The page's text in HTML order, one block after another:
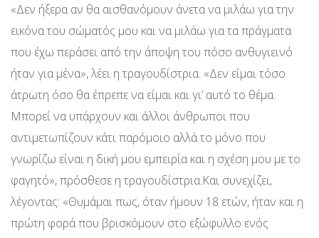
«Δεν ήξερα αν θα αισθανόμουν άνετα να μιλάω για την
εικόνα του σώματός μου και να μιλάω για τα πράγματα
που έχω περάσει από την άποψη του πόσο ανθυγιεινό
ήταν για μένα», λέει η τραγουδίστρια. «Δεν είμαι τόσο
άτρωτη όσο θα έπρεπε να είμαι και γι’ αυτό το θέμα.
Μπορεί να υπάρχουν και άλλοι άνθρωποι που
αντιμετωπίζουν κάτι παρόμοιο αλλά το μόνο που
γνωρίζω είναι η δική μου εμπειρία και η σχέση μου με το
φαγητό», πρόσθεσε η τραγουδίστρια.Και συνεχίζει,
λέγοντας: «Θυμάμαι πως, όταν ήμουν 18 ετών, ήταν και η
πρώτη φορά που βρισκόμουν στο εξώφυλλο ενός